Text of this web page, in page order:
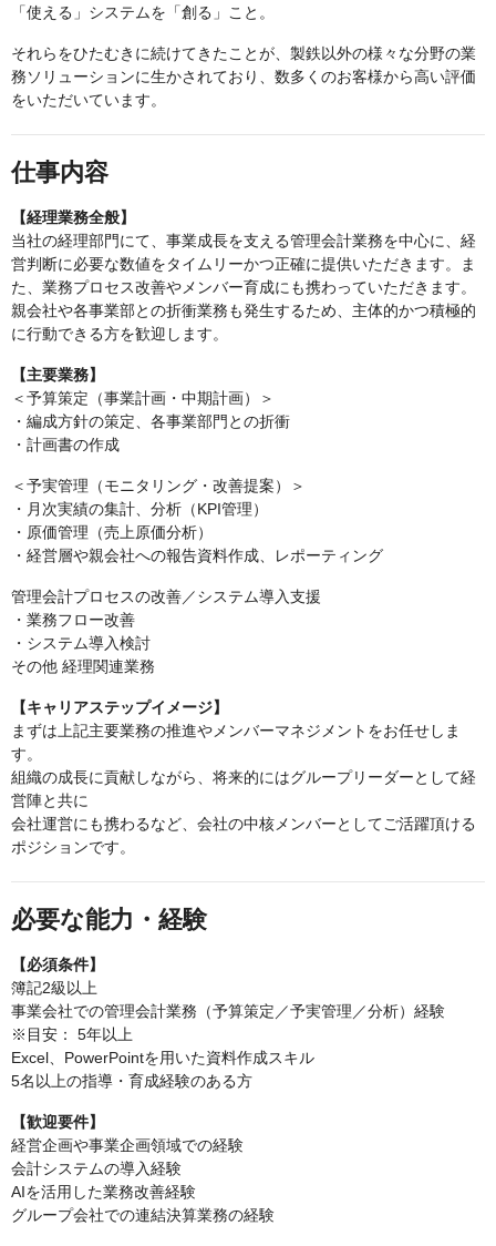
「使える」システムを「創る」こと。
それらをひたむきに続けてきたことが、製鉄以外の様々な分野の業
務ソリューションに生かされており、数多くのお客様から高い評価
をいただいています。
仕事内容
【経理業務全般】
当社の経理部門にて、事業成長を支える管理会計業務を中心に、経
営判断に必要な数値をタイムリーかつ正確に提供いただきます。ま
た、業務プロセス改善やメンバー育成にも携わっていただきます。
親会社や各事業部との折衝業務も発生するため、主体的かつ積極的
に行動できる方を歓迎します。
【主要業務】
＜予算策定（事業計画・中期計画）＞
・編成方針の策定、各事業部門との折衝
・計画書の作成
＜予実管理（モニタリング・改善提案）＞
・月次実績の集計、分析（KPI管理）
・原価管理（売上原価分析）
・経営層や親会社への報告資料作成、レポーティング
管理会計プロセスの改善／システム導入支援
・業務フロー改善
・システム導入検討
その他 経理関連業務
【キャリアステップイメージ】
まずは上記主要業務の推進やメンバーマネジメントをお任せしま
す。
組織の成長に貢献しながら、将来的にはグループリーダーとして経
営陣と共に
会社運営にも携わるなど、会社の中核メンバーとしてご活躍頂ける
ポジションです。
必要な能力・経験
【必須条件】
簿記2級以上
事業会社での管理会計業務（予算策定／予実管理／分析）経験
※目安： 5年以上
Excel、PowerPointを用いた資料作成スキル
5名以上の指導・育成経験のある方
【歓迎要件】
経営企画や事業企画領域での経験
会計システムの導入経験
AIを活用した業務改善経験
グループ会社での連結決算業務の経験